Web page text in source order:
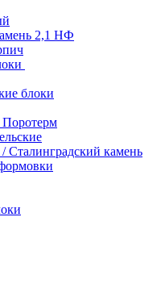
2,1 НФ
блоки
Поротерм
Сталинградский камень